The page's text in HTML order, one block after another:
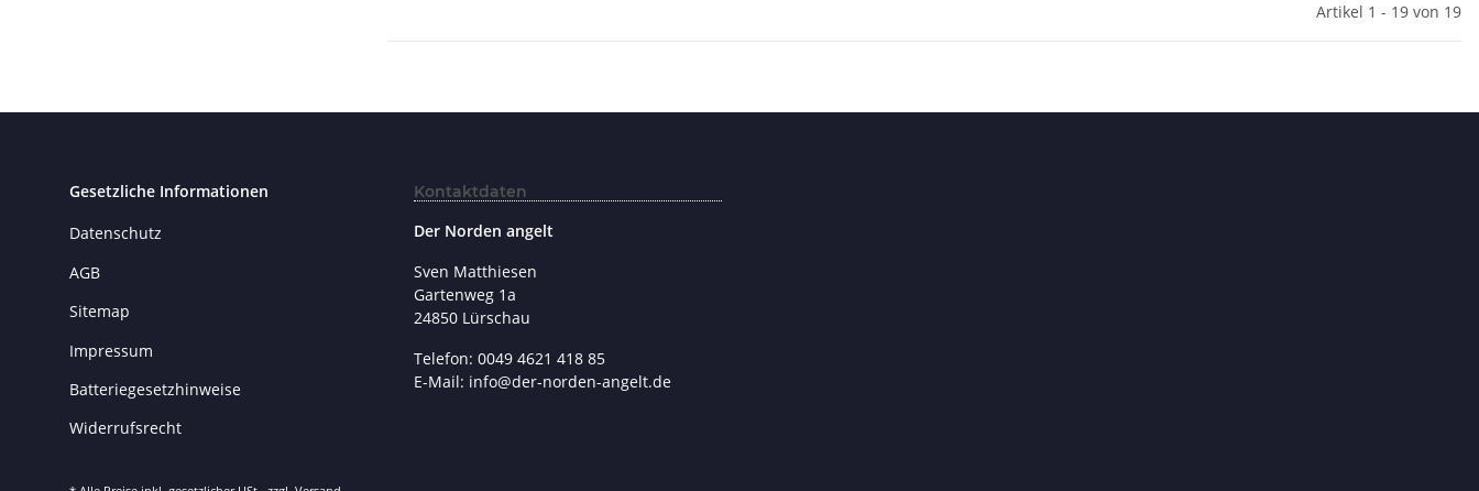
Artikel 1 - 19 von 19
Gesetzliche Informationen
Datenschutz
AGB
Sitemap
Impressum
Batteriegesetzhinweise
Widerrufsrecht
Kontaktdaten
Der Norden angelt
Sven Matthiesen
Gartenweg 1a
24850 Lürschau
Telefon: 0049 4621 418 85
E-Mail: info@der-norden-angelt.de